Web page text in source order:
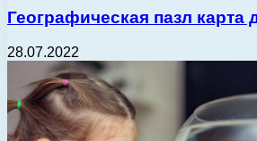
Географическая пазл карта
28.07.2022